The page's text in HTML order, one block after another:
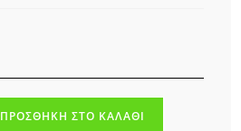
ΠΡΟΣΘΉΚΗ ΣΤΟ ΚΑΛΆΘΙ